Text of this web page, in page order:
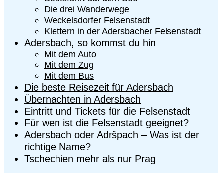
Die drei Wanderwege
Weckelsdorfer Felsenstadt
Klettern in der Adersbacher Felsenstadt
Adersbach, so kommst du hin
Mit dem Auto
Mit dem Zug
Mit dem Bus
Die beste Reisezeit für Adersbach
Übernachten in Adersbach
Eintritt und Tickets für die Felsenstadt
Für wen ist die Felsenstadt geeignet?
Adersbach oder Adršpach – Was ist der
richtige Name?
Tschechien mehr als nur Prag